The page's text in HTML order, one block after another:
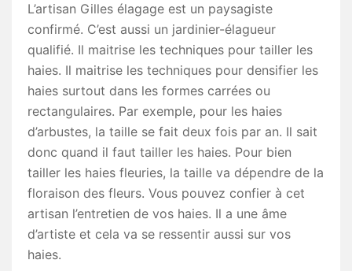
L’artisan Gilles élagage est un paysagiste
confirmé. C’est aussi un jardinier-élagueur
qualifié. Il maitrise les techniques pour tailler les
haies. Il maitrise les techniques pour densifier les
haies surtout dans les formes carrées ou
rectangulaires. Par exemple, pour les haies
d’arbustes, la taille se fait deux fois par an. Il sait
donc quand il faut tailler les haies. Pour bien
tailler les haies fleuries, la taille va dépendre de la
floraison des fleurs. Vous pouvez confier à cet
artisan l’entretien de vos haies. Il a une âme
d’artiste et cela va se ressentir aussi sur vos
haies.